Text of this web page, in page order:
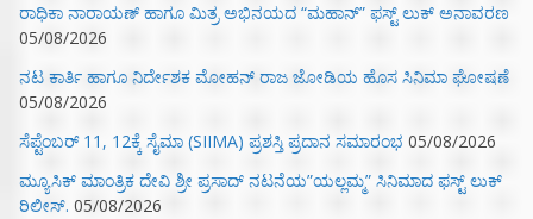
ರಾಧಿಕಾ ನಾರಾಯಣ್ ಹಾಗೂ ಮಿತ್ರ ಅಭಿನಯದ “ಮಹಾನ್” ಫಸ್ಟ್ ಲುಕ್ ಅನಾವರಣ
05/08/2026
ನಟ ಕಾರ್ತಿ ಹಾಗೂ ನಿರ್ದೇಶಕ ಮೋಹನ್ ರಾಜ ಜೋಡಿಯ ಹೊಸ ಸಿನಿಮಾ ಘೋಷಣೆ
05/08/2026
ಸೆಪ್ಟೆಂಬರ್ 11, 12ಕ್ಕೆ ಸೈಮಾ (SIIMA) ಪ್ರಶಸ್ತಿ ಪ್ರದಾನ ಸಮಾರಂಭ 05/08/2026
ಮ್ಯೂಸಿಕ್‌ ಮಾಂತ್ರಿಕ ದೇವಿ ಶ್ರೀ ಪ್ರಸಾದ್ ನಟನೆಯ”ಯಲ್ಲಮ್ಮ” ಸಿನಿಮಾದ ಫಸ್ಟ್‌ ಲುಕ್‌
ರಿಲೀಸ್. 05/08/2026